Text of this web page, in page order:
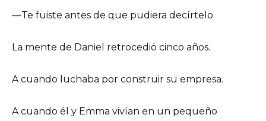
—Te fuiste antes de que pudiera decírtelo.
La mente de Daniel retrocedió cinco años.
A cuando luchaba por construir su empresa.
A cuando él y Emma vivían en un pequeño